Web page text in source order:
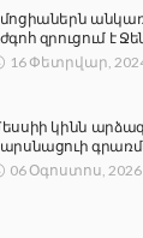
զրուցում է
16 Փետրվար,
կինն
06 Օգոստոս, 2026